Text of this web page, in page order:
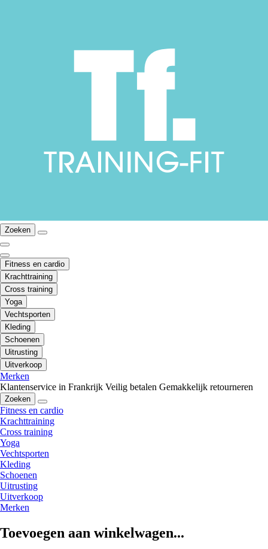
Zoeken
Fitness en cardio
Krachttraining
Cross training
Yoga
Vechtsporten
Kleding
Schoenen
Uitrusting
Uitverkoop
Merken
Klantenservice in Frankrijk Veilig betalen Gemakkelijk retourneren
Zoeken
Fitness en cardio
Krachttraining
Cross training
Yoga
Vechtsporten
Kleding
Schoenen
Uitrusting
Uitverkoop
Merken
Toevoegen aan winkelwagen...